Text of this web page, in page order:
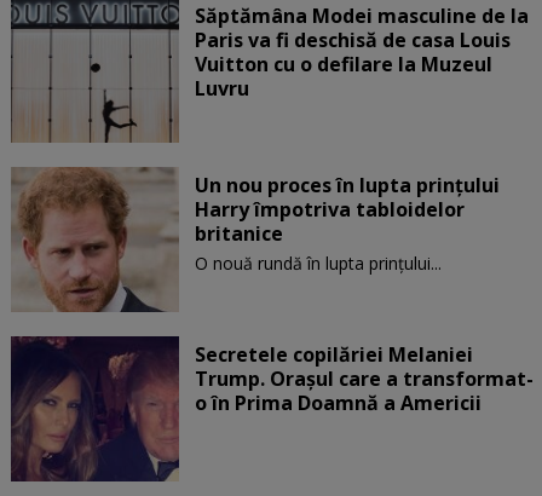
Săptămâna Modei masculine de la
Paris va fi deschisă de casa Louis
Vuitton cu o defilare la Muzeul
Luvru
Un nou proces în lupta prinţului
Harry împotriva tabloidelor
britanice
O nouă rundă în lupta prinţului...
Secretele copilăriei Melaniei
Trump. Orașul care a transformat-
o în Prima Doamnă a Americii